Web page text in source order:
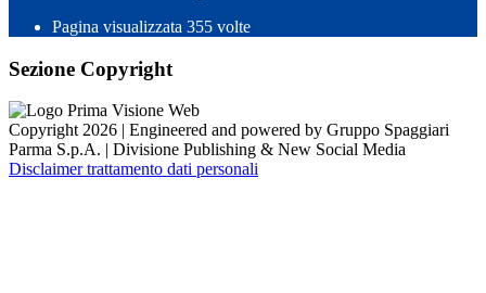
Pagina visualizzata 355 volte
Sezione Copyright
Copyright 2026 | Engineered and powered by Gruppo Spaggiari
Parma S.p.A. | Divisione Publishing & New Social Media
Disclaimer trattamento dati personali